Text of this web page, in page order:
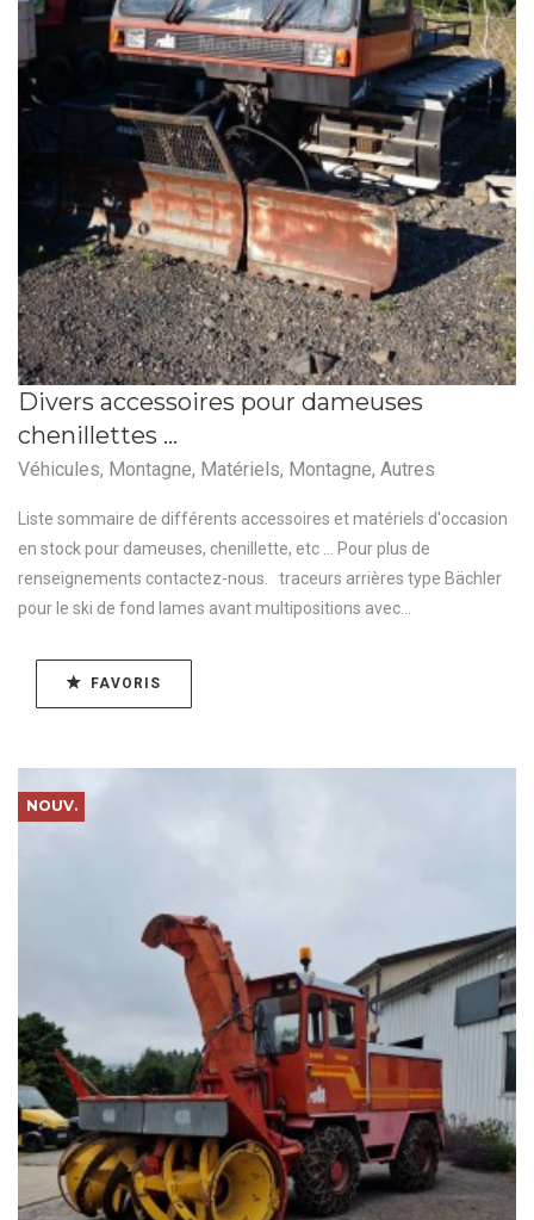
Divers accessoires pour dameuses
chenillettes …
Véhicules, Montagne, Matériels, Montagne, Autres
Liste sommaire de différents accessoires et matériels d'occasion
en stock pour dameuses, chenillette, etc ... Pour plus de
renseignements contactez-nous. traceurs arrières type Bächler
pour le ski de fond lames avant multipositions avec...
FAVORIS
NOUV.